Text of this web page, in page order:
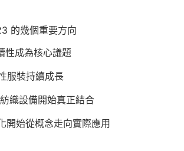
的幾個重要方向
性成為核心議題
服裝持續成長
織設備開始真正結合
開始從概念走向實際應用